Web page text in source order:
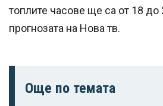
топлите часове ще са от 18 до
прогнозата на Нова тв.
Още по темата